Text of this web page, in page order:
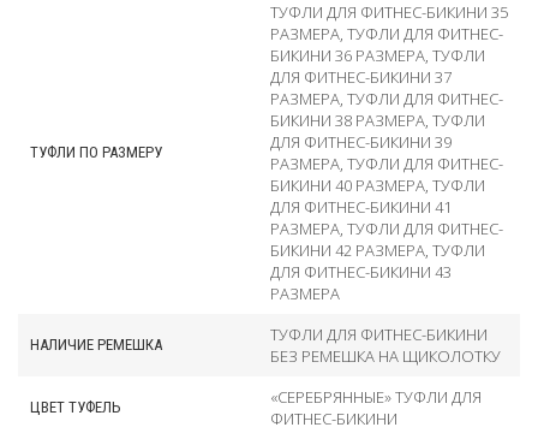
ТУФЛИ ПО РАЗМЕРУ
ТУФЛИ ДЛЯ ФИТНЕС-БИКИНИ 35
РАЗМЕРА, ТУФЛИ ДЛЯ ФИТНЕС-
БИКИНИ 36 РАЗМЕРА, ТУФЛИ
ДЛЯ ФИТНЕС-БИКИНИ 37
РАЗМЕРА, ТУФЛИ ДЛЯ ФИТНЕС-
БИКИНИ 38 РАЗМЕРА, ТУФЛИ
ДЛЯ ФИТНЕС-БИКИНИ 39
РАЗМЕРА, ТУФЛИ ДЛЯ ФИТНЕС-
БИКИНИ 40 РАЗМЕРА, ТУФЛИ
ДЛЯ ФИТНЕС-БИКИНИ 41
РАЗМЕРА, ТУФЛИ ДЛЯ ФИТНЕС-
БИКИНИ 42 РАЗМЕРА, ТУФЛИ
ДЛЯ ФИТНЕС-БИКИНИ 43
РАЗМЕРА
НАЛИЧИЕ РЕМЕШКА
ТУФЛИ ДЛЯ ФИТНЕС-БИКИНИ
БЕЗ РЕМЕШКА НА ЩИКОЛОТКУ
ЦВЕТ ТУФЕЛЬ
«СЕРЕБРЯННЫЕ» ТУФЛИ ДЛЯ
ФИТНЕС-БИКИНИ